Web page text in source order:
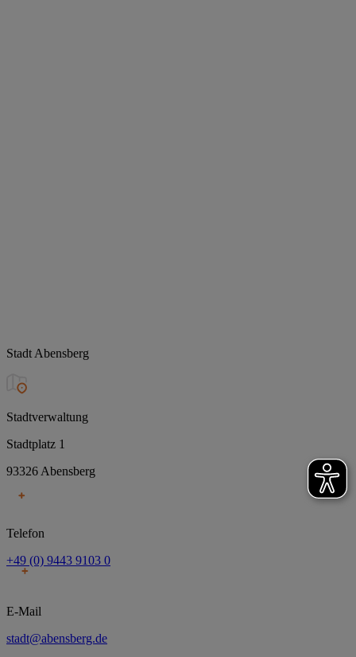
Stadt Abensberg
Stadtverwaltung
Stadtplatz 1
93326 Abensberg
Telefon
+49 (0) 9443 9103 0
E-Mail
stadt@abensberg.de